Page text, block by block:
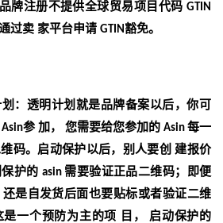
牌注册不提供全球贸易项目代码GTIN
过卖 家平台申请 GTIN豁免。
： 透明计划就是品牌备案以后，你可
Asin参 加， 您需要给您参加的 Asin 每一
码。启动保护以后，别人要创 建报价
护的 asin 需要验证正品二维码；即便
还是自发货后面也要贴标或者验证二维
一个预防为主的项
目， 启动保护的